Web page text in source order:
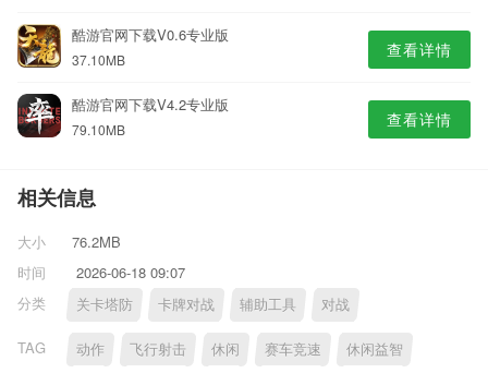
酷游官网下载V0.6专业版
37.10MB 查看详情
酷游官网下载V4.2专业版
79.10MB 查看详情
相关信息
大小
76.2MB
时间
2026-06-18 09:07
分类
关卡塔防 卡牌对战 辅助工具 对战
TAG 动作 飞行射击 休闲 赛车竞速 休闲益智